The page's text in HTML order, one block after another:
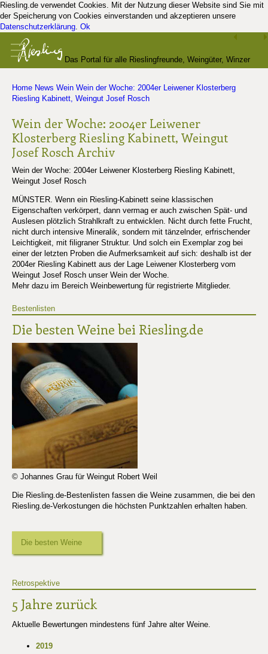
Riesling.de verwendet Cookies. Mit der Nutzung dieser Website sind Sie mit
der Speicherung von Cookies einverstanden und akzeptieren unsere
Datenschutzerklärung. Ok
Das Portal für alle Rieslingfreunde, Weingüter, Winzer
und Kenner
Home News Wein Wein der Woche: 2004er Leiwener Klosterberg
Riesling Kabinett, Weingut Josef Rosch
Wein der Woche: 2004er Leiwener
Klosterberg Riesling Kabinett, Weingut
Josef Rosch Archiv
Wein der Woche: 2004er Leiwener Klosterberg Riesling Kabinett,
Weingut Josef Rosch
MÜNSTER. Wenn ein Riesling-Kabinett seine klassischen
Eigenschaften verkörpert, dann vermag er auch zwischen Spät- und
Auslesen plötzlich Strahlkraft zu entwicklen. Nicht durch fette Frucht,
nicht durch intensive Mineralik, sondern mit tänzelnder, erfrischender
Leichtigkeit, mit filigraner Struktur. Und solch ein Exemplar zog bei
einer der letzten Proben die Aufmerksamkeit auf sich: deshalb ist der
2004er Riesling Kabinett aus der Lage Leiwener Klosterberg vom
Weingut Josef Rosch unser Wein der Woche.
Mehr dazu im Bereich Weinbewertung für registrierte Mitglieder.
Bestenlisten
Die besten Weine bei Riesling.de
© Johannes Grau für Weingut Robert Weil
Die Riesling.de-Bestenlisten fassen die Weine zusammen, die bei den
Riesling.de-Verkostungen die höchsten Punktzahlen erhalten haben.
Die besten Weine
Retrospektive
5 Jahre zurück
Aktuelle Bewertungen mindestens fünf Jahre alter Weine.
2019